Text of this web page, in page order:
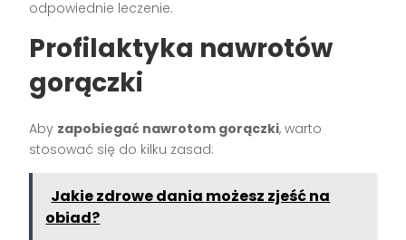
odpowiednie leczenie.
Profilaktyka nawrotów
gorączki
Aby zapobiegać nawrotom gorączki, warto
stosować się do kilku zasad:
Jakie zdrowe dania możesz zjeść na
obiad?